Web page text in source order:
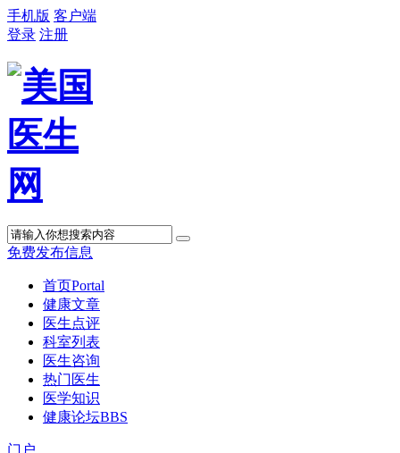
手机版 客户端
登录 注册
免费发布信息
首页Portal
健康文章
医生点评
科室列表
医生咨询
热门医生
医学知识
健康论坛BBS